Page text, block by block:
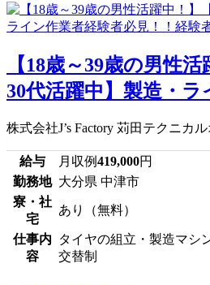
【18歳～39歳の男性
30代活躍中】製造・ラ
株式会社J’s Factory 苅田テクニカ
給与 月収例419,000円
勤務地 大分県 中津市
寮・社
宅
あり（無料）
仕事内
容
タイヤの組立・製造マシ
交替制